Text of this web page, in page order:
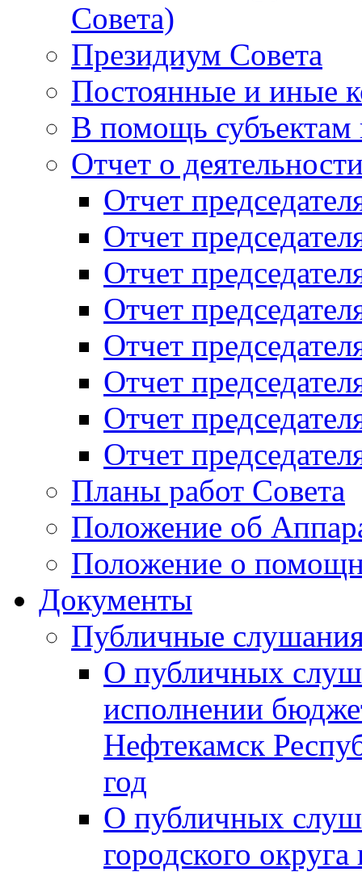
Совета)
Президиум Совета
Постоянные и иные
В помощь субъектам
Отчет о
Отчет
Отчет
Отчет
Отчет
Отчет
Отчет
Отчет
Отчет
Планы работ Совета
Положение об
Положение о
Документы
Публичные
О публичных
исполнении
Нефтекамск
год
О публичных
городского